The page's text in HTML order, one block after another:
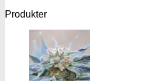
Produkter